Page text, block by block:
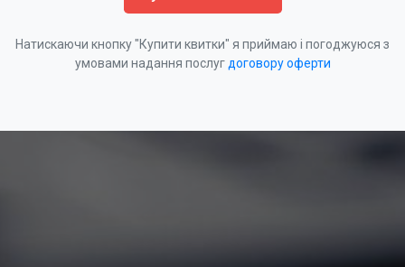
Натискаючи кнопку "Купити квитки" я приймаю і погоджуюся з
умовами надання послуг договору оферти